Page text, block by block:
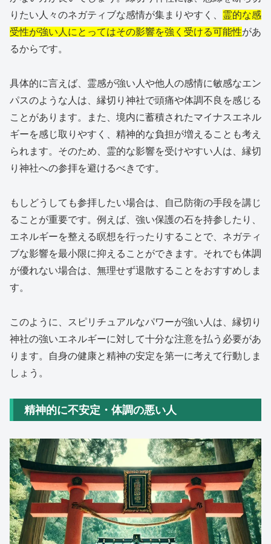
りたい人々のネガティブな感情が集まりやすく、 霊的な感
受性が強い人にとってはその影響を強く受ける可能性があ
るからです。
具体的に言えば、霊感が強い人や他人の感情に敏感なエン
パスのような人は、縁切り神社で頭痛や体調不良を感じる
ことがあります。また、境内に蓄積されたマイナスエネル
ギーを感じ取りやすく、精神的な負担が増えることも考え
られます。そのため、霊的な影響を受けやすい人は、縁切
り神社への参拝を避けるべきです。
もしどうしても参拝したい場合は、自己防衛の手段を講じ
ることが重要です。例えば、強い保護の石を持参したり、
エネルギーを整える瞑想を行ったりすることで、ネガティ
ブな影響を最小限に抑えることができます。それでも体調
が優れない場合は、無理せず退散することをおすすめしま
す。
このように、スピリチュアルなパワーが強い人は、縁切り
神社の強いエネルギーに対して十分な注意を払う必要があ
ります。自身の健康と精神の安定を第一に考えて行動しま
しょう。
精神的に不安定・体調の悪い人